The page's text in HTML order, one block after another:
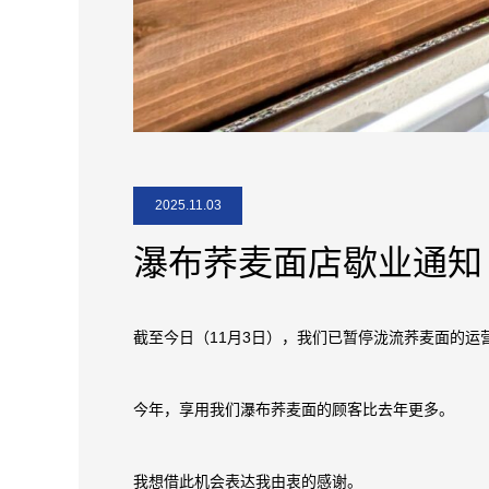
2025.11.03
瀑布荞麦面店歇业通知
截至今日（11月3日），我们已暂停泷流荞麦面的运
今年，享用我们瀑布荞麦面的顾客比去年更多。
我想借此机会表达我由衷的感谢。